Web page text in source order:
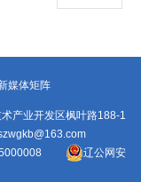
媒体矩阵
产业开发区枫叶路188-1
辽公网安